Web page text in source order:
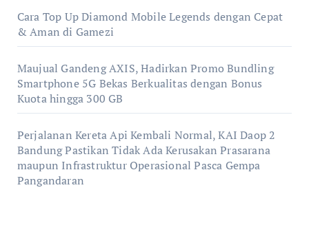
Cara Top Up Diamond Mobile Legends dengan Cepat
& Aman di Gamezi
Maujual Gandeng AXIS, Hadirkan Promo Bundling
Smartphone 5G Bekas Berkualitas dengan Bonus
Kuota hingga 300 GB
Perjalanan Kereta Api Kembali Normal, KAI Daop 2
Bandung Pastikan Tidak Ada Kerusakan Prasarana
maupun Infrastruktur Operasional Pasca Gempa
Pangandaran